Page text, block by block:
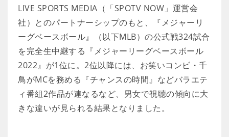
LIVE SPORTS MEDIA（「SPOTV NOW」運営会
社）とのパートナーシップのもと、『メジャーリ
ーグベースボール』（以下MLB）の公式戦324試合
を完全生中継する『メジャーリーグベースボール
2022』が1位に。2位以降には、お笑いコンビ・千
鳥がMCを務める『チャンスの時間』などバラエテ
ィ番組2作品が連なるなど、男女で視聴の傾向に大
きな違いが見られる結果となりました。